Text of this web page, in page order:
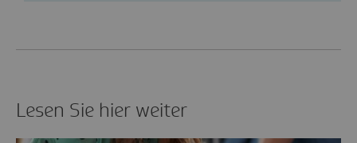
Lesen Sie hier weiter